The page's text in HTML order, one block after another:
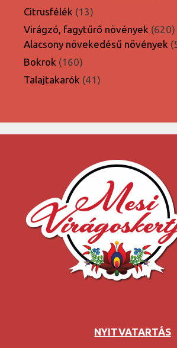
Citrusfélék 1313
termék
Virágzó, fagytűrő növények 620
Alacsony növekedésű növények
Bokrok 160160
termék
Talajtakarók 4141
NYITVATARTÁS